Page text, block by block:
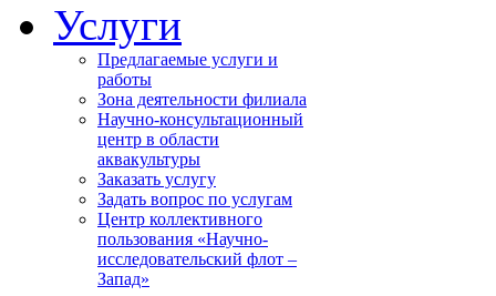
Услуги
Предлагаемые услуги и
работы
Зона деятельности филиала
Научно-консультационный
центр в области
аквакультуры
Заказать услугу
Задать вопрос по услугам
Центр коллективного
пользования «Научно-
исследовательский флот –
Запад»